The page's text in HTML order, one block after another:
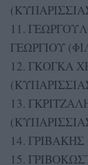
11.
ΓΕΩΡΓΙΟΥ
12. ΓΚΟΓΚΑ
13.
14.
15.